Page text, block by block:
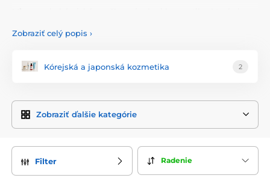
jednoduchej, no účinnej filozofii:
miešanie prírodných zložiek – a „soon“, čo v kórejčine
Filozofia značky Mixsoon
zbytočných prísad, aby pleť nebola zaťažovaná a mohla
lepšie vstrebávať aktívne látky. Každý produkt je vyvíjaný s
dôrazom na:
Zobraziť celý popis ›
Kórejská a japonská kozmetika 2
Zobraziť ďalšie kategórie
Filter Radenie